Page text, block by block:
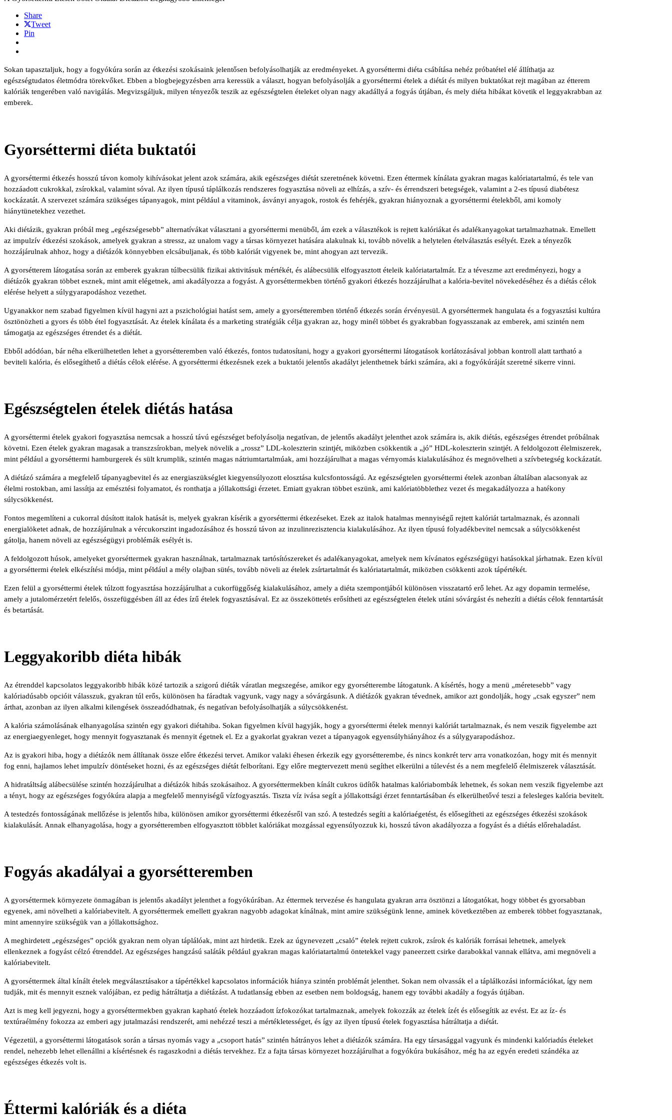
Share
Tweet
Pin
Sokan tapasztaljuk, hogy a fogyókúra során az étkezési szokásaink jelentősen befolyásolhatják az eredményeket. A gyorséttermi diéta csábítása nehéz próbatétel elé állíthatja az
egészségtudatos életmódra törekvőket. Ebben a blogbejegyzésben arra keressük a választ, hogyan befolyásolják a gyorséttermi ételek a diétát és milyen buktatókat rejt magában az étterem
kalóriák tengerében való navigálás. Megvizsgáljuk, milyen tényezők teszik az egészségtelen ételeket olyan nagy akadállyá a fogyás útjában, és mely diéta hibákat követik el leggyakrabban az
emberek.
Gyorséttermi diéta buktatói
A gyorséttermi étkezés hosszú távon komoly kihívásokat jelent azok számára, akik egészséges diétát szeretnének követni. Ezen éttermek kínálata gyakran magas kalóriatartalmú, és tele van
hozzáadott cukrokkal, zsírokkal, valamint sóval. Az ilyen típusú táplálkozás rendszeres fogyasztása növeli az elhízás, a szív- és érrendszeri betegségek, valamint a 2-es típusú diabétesz
kockázatát. A szervezet számára szükséges tápanyagok, mint például a vitaminok, ásványi anyagok, rostok és fehérjék, gyakran hiányoznak a gyorséttermi ételekből, ami komoly
hiánytünetekhez vezethet.
Aki diétázik, gyakran próbál meg „egészségesebb” alternatívákat választani a gyorséttermi menüből, ám ezek a választékok is rejtett kalóriákat és adalékanyagokat tartalmazhatnak. Emellett
az impulzív étkezési szokások, amelyek gyakran a stressz, az unalom vagy a társas környezet hatására alakulnak ki, tovább növelik a helytelen ételválasztás esélyét. Ezek a tényezők
hozzájárulnak ahhoz, hogy a diétázók könnyebben elcsábuljanak, és több kalóriát vigyenek be, mint ahogyan azt tervezik.
A gyorsétterem látogatása során az emberek gyakran túlbecsülik fizikai aktivitásuk mértékét, és alábecsülik elfogyasztott ételeik kalóriatartalmát. Ez a téveszme azt eredményezi, hogy a
diétázók gyakran többet esznek, mint amit elégetnek, ami akadályozza a fogyást. A gyorséttermekben történő gyakori étkezés hozzájárulhat a kalória-bevitel növekedéséhez és a diétás célok
elérése helyett a súlygyarapodáshoz vezethet.
Ugyanakkor nem szabad figyelmen kívül hagyni azt a pszichológiai hatást sem, amely a gyorsétteremben történő étkezés során érvényesül. A gyorséttermek hangulata és a fogyasztási kultúra
ösztönözheti a gyors és több étel fogyasztását. Az ételek kínálata és a marketing stratégiák célja gyakran az, hogy minél többet és gyakrabban fogyasszanak az emberek, ami szintén nem
támogatja az egészséges étrendet és a diétát.
Ebből adódóan, bár néha elkerülhetetlen lehet a gyorsétteremben való étkezés, fontos tudatosítani, hogy a gyakori gyorséttermi látogatások korlátozásával jobban kontroll alatt tartható a
beviteli kalória, és elősegíthető a diétás célok elérése. A gyorséttermi étkezésnek ezek a buktatói jelentős akadályt jelenthetnek bárki számára, aki a fogyókúráját szeretné sikerre vinni.
Egészségtelen ételek diétás hatása
A gyorséttermi ételek gyakori fogyasztása nemcsak a hosszú távú egészséget befolyásolja negatívan, de jelentős akadályt jelenthet azok számára is, akik diétás, egészséges étrendet próbálnak
követni. Ezen ételek gyakran magasak a transzzsírokban, melyek növelik a „rossz” LDL-koleszterin szintjét, miközben csökkentik a „jó” HDL-koleszterin szintjét. A feldolgozott élelmiszerek,
mint például a gyorséttermi hamburgerek és sült krumplik, szintén magas nátriumtartalmúak, ami hozzájárulhat a magas vérnyomás kialakulásához és megnövelheti a szívbetegség kockázatát.
A diétázó számára a megfelelő tápanyagbevitel és az energiaszükséglet kiegyensúlyozott elosztása kulcsfontosságú. Az egészségtelen gyorséttermi ételek azonban általában alacsonyak az
élelmi rostokban, ami lassítja az emésztési folyamatot, és ronthatja a jóllakottsági érzetet. Emiatt gyakran többet eszünk, ami kalóriatöbblethez vezet és megakadályozza a hatékony
súlycsökkenést.
Fontos megemlíteni a cukorral dúsított italok hatását is, melyek gyakran kísérik a gyorséttermi étkezéseket. Ezek az italok hatalmas mennyiségű rejtett kalóriát tartalmaznak, és azonnali
energialöketet adnak, de hozzájárulnak a vércukorszint ingadozásához és hosszú távon az inzulinrezisztencia kialakulásához. Az ilyen típusú folyadékbevitel nemcsak a súlycsökkenést
gátolja, hanem növeli az egészségügyi problémák esélyét is.
A feldolgozott húsok, amelyeket gyorséttermek gyakran használnak, tartalmaznak tartósítószereket és adalékanyagokat, amelyek nem kívánatos egészségügyi hatásokkal járhatnak. Ezen kívül
a gyorséttermi ételek elkészítési módja, mint például a mély olajban sütés, tovább növeli az ételek zsírtartalmát és kalóriatartalmát, miközben csökkenti azok tápértékét.
Ezen felül a gyorséttermi ételek túlzott fogyasztása hozzájárulhat a cukorfüggőség kialakulásához, amely a diéta szempontjából különösen visszatartó erő lehet. Az agy dopamin termelése,
amely a jutalomérzetért felelős, összefüggésben áll az édes ízű ételek fogyasztásával. Ez az összeköttetés erősítheti az egészségtelen ételek utáni sóvárgást és nehezíti a diétás célok fenntartását
és betartását.
Leggyakoribb diéta hibák
Az étrenddel kapcsolatos leggyakoribb hibák közé tartozik a szigorú diéták váratlan megszegése, amikor egy gyorsétterembe látogatunk. A kísértés, hogy a menü „méretesebb” vagy
kalóriadúsabb opcióit válasszuk, gyakran túl erős, különösen ha fáradtak vagyunk, vagy nagy a sóvárgásunk. A diétázók gyakran tévednek, amikor azt gondolják, hogy „csak egyszer” nem
árthat, azonban az ilyen alkalmi kilengések összeadódhatnak, és negatívan befolyásolhatják a súlycsökkenést.
A kalória számolásának elhanyagolása szintén egy gyakori diétahiba. Sokan figyelmen kívül hagyják, hogy a gyorséttermi ételek mennyi kalóriát tartalmaznak, és nem veszik figyelembe azt
az energiaegyenleget, hogy mennyit fogyasztanak és mennyit égetnek el. Ez a gyakorlat gyakran vezet a tápanyagok egyensúlyhiányához és a súlygyarapodáshoz.
Az is gyakori hiba, hogy a diétázók nem állítanak össze előre étkezési tervet. Amikor valaki éhesen érkezik egy gyorsétterembe, és nincs konkrét terv arra vonatkozóan, hogy mit és mennyit
fog enni, hajlamos lehet impulzív döntéseket hozni, és az egészséges diétát felborítani. Egy előre megtervezett menü segíthet elkerülni a túlevést és a nem megfelelő élelmiszerek választását.
A hidratáltság alábecsülése szintén hozzájárulhat a diétázók hibás szokásaihoz. A gyorséttermekben kínált cukros üdítők hatalmas kalóriabombák lehetnek, és sokan nem veszik figyelembe azt
a tényt, hogy az egészséges fogyókúra alapja a megfelelő mennyiségű vízfogyasztás. Tiszta víz ivása segít a jóllakottsági érzet fenntartásában és elkerülhetővé teszi a felesleges kalória bevitelt.
A testedzés fontosságának mellőzése is jelentős hiba, különösen amikor gyorséttermi étkezésről van szó. A testedzés segíti a kalóriaégetést, és elősegítheti az egészséges étkezési szokások
kialakulását. Annak elhanyagolása, hogy a gyorsétteremben elfogyasztott többlet kalóriákat mozgással egyensúlyozzuk ki, hosszú távon akadályozza a fogyást és a diétás előrehaladást.
Fogyás akadályai a gyorsétteremben
A gyorséttermek környezete önmagában is jelentős akadályt jelenthet a fogyókúrában. Az éttermek tervezése és hangulata gyakran arra ösztönzi a látogatókat, hogy többet és gyorsabban
egyenek, ami növelheti a kalóriabevitelt. A gyorséttermek emellett gyakran nagyobb adagokat kínálnak, mint amire szükségünk lenne, aminek következtében az emberek többet fogyasztanak,
mint amennyire szükségük van a jóllakottsághoz.
A meghirdetett „egészséges” opciók gyakran nem olyan táplálóak, mint azt hirdetik. Ezek az úgynevezett „csaló” ételek rejtett cukrok, zsírok és kalóriák forrásai lehetnek, amelyek
ellenkeznek a fogyást célzó étrenddel. Az egészséges hangzású saláták például gyakran magas kalóriatartalmú öntetekkel vagy paneerzett csirke darabokkal vannak ellátva, ami megnöveli a
kalóriabevitelt.
A gyorséttermek által kínált ételek megválasztásakor a tápértékkel kapcsolatos információk hiánya szintén problémát jelenthet. Sokan nem olvassák el a táplálkozási információkat, így nem
tudják, mit és mennyit esznek valójában, ez pedig hátráltatja a diétázást. A tudatlanság ebben az esetben nem boldogság, hanem egy további akadály a fogyás útjában.
Azt is meg kell jegyezni, hogy a gyorséttermekben gyakran kapható ételek hozzáadott ízfokozókat tartalmaznak, amelyek fokozzák az ételek ízét és elősegítik az evést. Ez az íz- és
textúraélmény fokozza az emberi agy jutalmazási rendszerét, ami nehézzé teszi a mértékletességet, és így az ilyen típusú ételek fogyasztása hátráltatja a diétát.
Végezetül, a gyorséttermi látogatások során a társas nyomás vagy a „csoport hatás” szintén hátrányos lehet a diétázók számára. Ha egy társasággal vagyunk és mindenki kalóriadús ételeket
rendel, nehezebb lehet ellenállni a kísértésnek és ragaszkodni a diétás tervekhez. Ez a fajta társas környezet hozzájárulhat a fogyókúra bukásához, még ha az egyén eredeti szándéka az
egészséges étkezés volt is.
Éttermi kalóriák és a diéta